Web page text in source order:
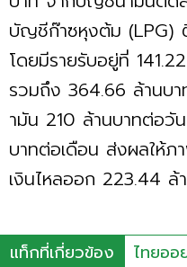
บัญชีก๊าซหุงต้ม (LPG)
โดยมีรายรับอยู่ที่
รวมถึง 364.66 ล้านบา
ามัน 210 ล้านบาทต่อ
บาทต่อเดือน ส่งผลให้ภ
เงินไหลออก 223.44 ล้
แท็กที่เกี่ยวข้อง ไทยออ